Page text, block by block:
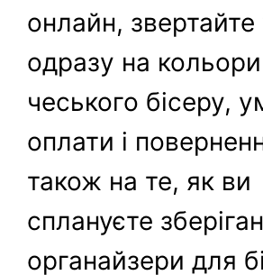
онлайн, звертайте
одразу на кольори
чеського бісеру,
оплати і
також на те, як ви
сплануєте
органайзери для